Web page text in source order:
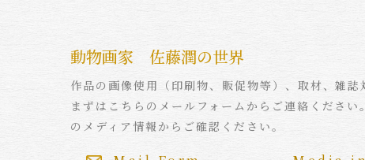
動物画家 佐藤潤の世界
作品の画像使用（印刷物、販促物等）、取材、雑誌
まずはこちらのメールフォームからご連絡くださ
のメディア情報からご確認ください。